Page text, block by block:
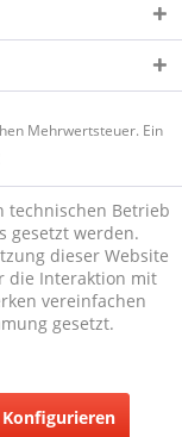
Mehrwertsteuer. Ein
technischen Betrieb
gesetzt werden.
dieser Website
die Interaktion mit
vereinfachen
gesetzt.
Konfigurieren